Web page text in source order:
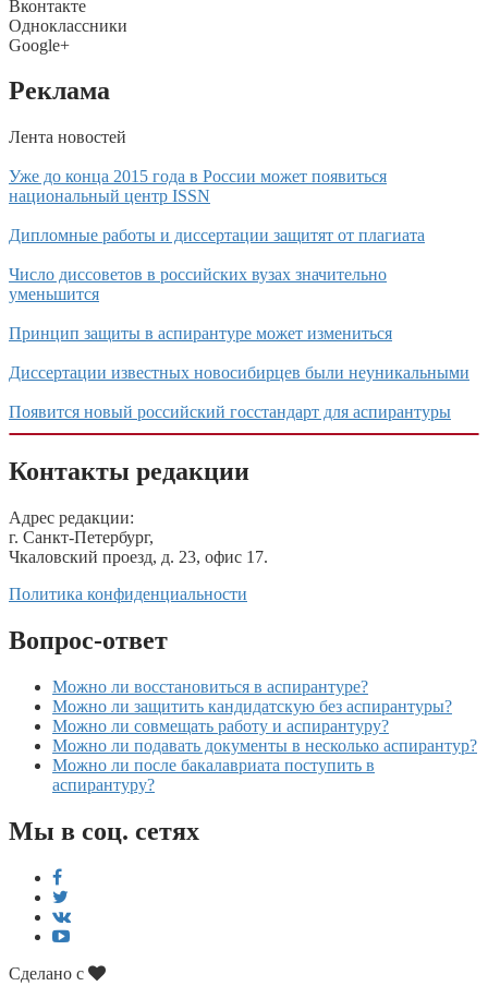
Вконтакте
Одноклассники
Google+
Реклама
Лента новостей
Уже до конца 2015 года в России может появиться
национальный центр ISSN
Дипломные работы и диссертации защитят от плагиата
Число диссоветов в российских вузах значительно
уменьшится
Принцип защиты в аспирантуре может измениться
Диссертации известных новосибирцев были неуникальными
Появится новый российский госстандарт для аспирантуры
Контакты редакции
Адрес редакции:
г. Санкт-Петербург,
Чкаловский проезд, д. 23, офис 17.
Политика конфиденциальности
Вопрос-ответ
Можно ли восстановиться в аспирантуре?
Можно ли защитить кандидатскую без аспирантуры?
Можно ли совмещать работу и аспирантуру?
Можно ли подавать документы в несколько аспирантур?
Можно ли после бакалавриата поступить в
аспирантуру?
Мы в соц. сетях
Сделано с